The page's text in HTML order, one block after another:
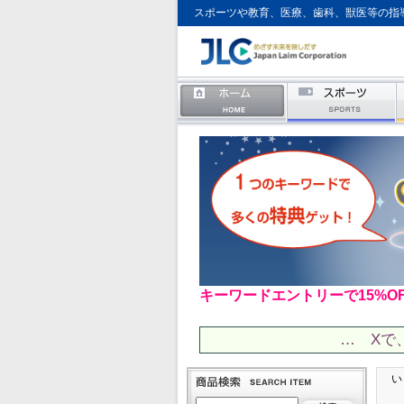
スポーツや教育、医療、歯科、獣医等の
キーワードエントリーで
… Xで、